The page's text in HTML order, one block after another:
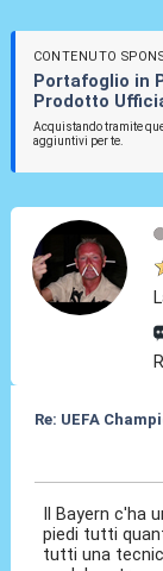
CONTENUTO
Portafoglio in
Prodotto
Acquistando tramite
aggiuntivi per te.
Re: UEFA
Il Bayern c'ha
piedi tutti
tutti una